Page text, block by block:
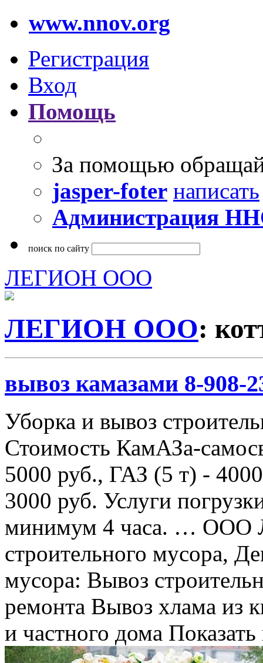
www.nnov.org
Регистрация
Вход
Помощь
За помощью
jasper-foter написать
Администрация
поиск по сайту
ЛЕГИОН ООО
ЛЕГИОН ООО:
вывоз камазами 8-908-
Уборка и вывоз
Стоимость КамАЗа-
5000 руб., ГАЗ (5 т) -
3000 руб. Услуги
минимум 4 часа. …
строительного мусора,
мусора: Вывоз
ремонта Вывоз хлама из
и частного дома